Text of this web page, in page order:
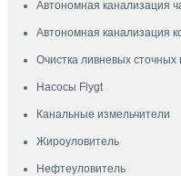
Автономная канализация
Автономная канализация
Очистка ливневых сточных
Насосы Flygt
Канальные измельчители
Жироуловитель
Нефтеуловитель